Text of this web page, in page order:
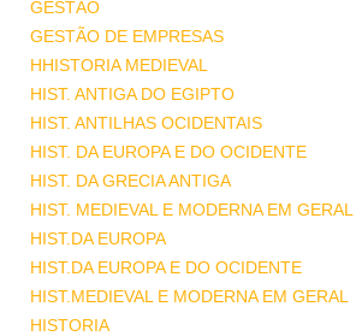
GESTÃO
GESTÃO DE EMPRESAS
HHISTORIA MEDIEVAL
HIST. ANTIGA DO EGIPTO
HIST. ANTILHAS OCIDENTAIS
HIST. DA EUROPA E DO OCIDENTE
HIST. DA GRECIA ANTIGA
HIST. MEDIEVAL E MODERNA EM GERAL
HIST.DA EUROPA
HIST.DA EUROPA E DO OCIDENTE
HIST.MEDIEVAL E MODERNA EM GERAL
HISTORIA